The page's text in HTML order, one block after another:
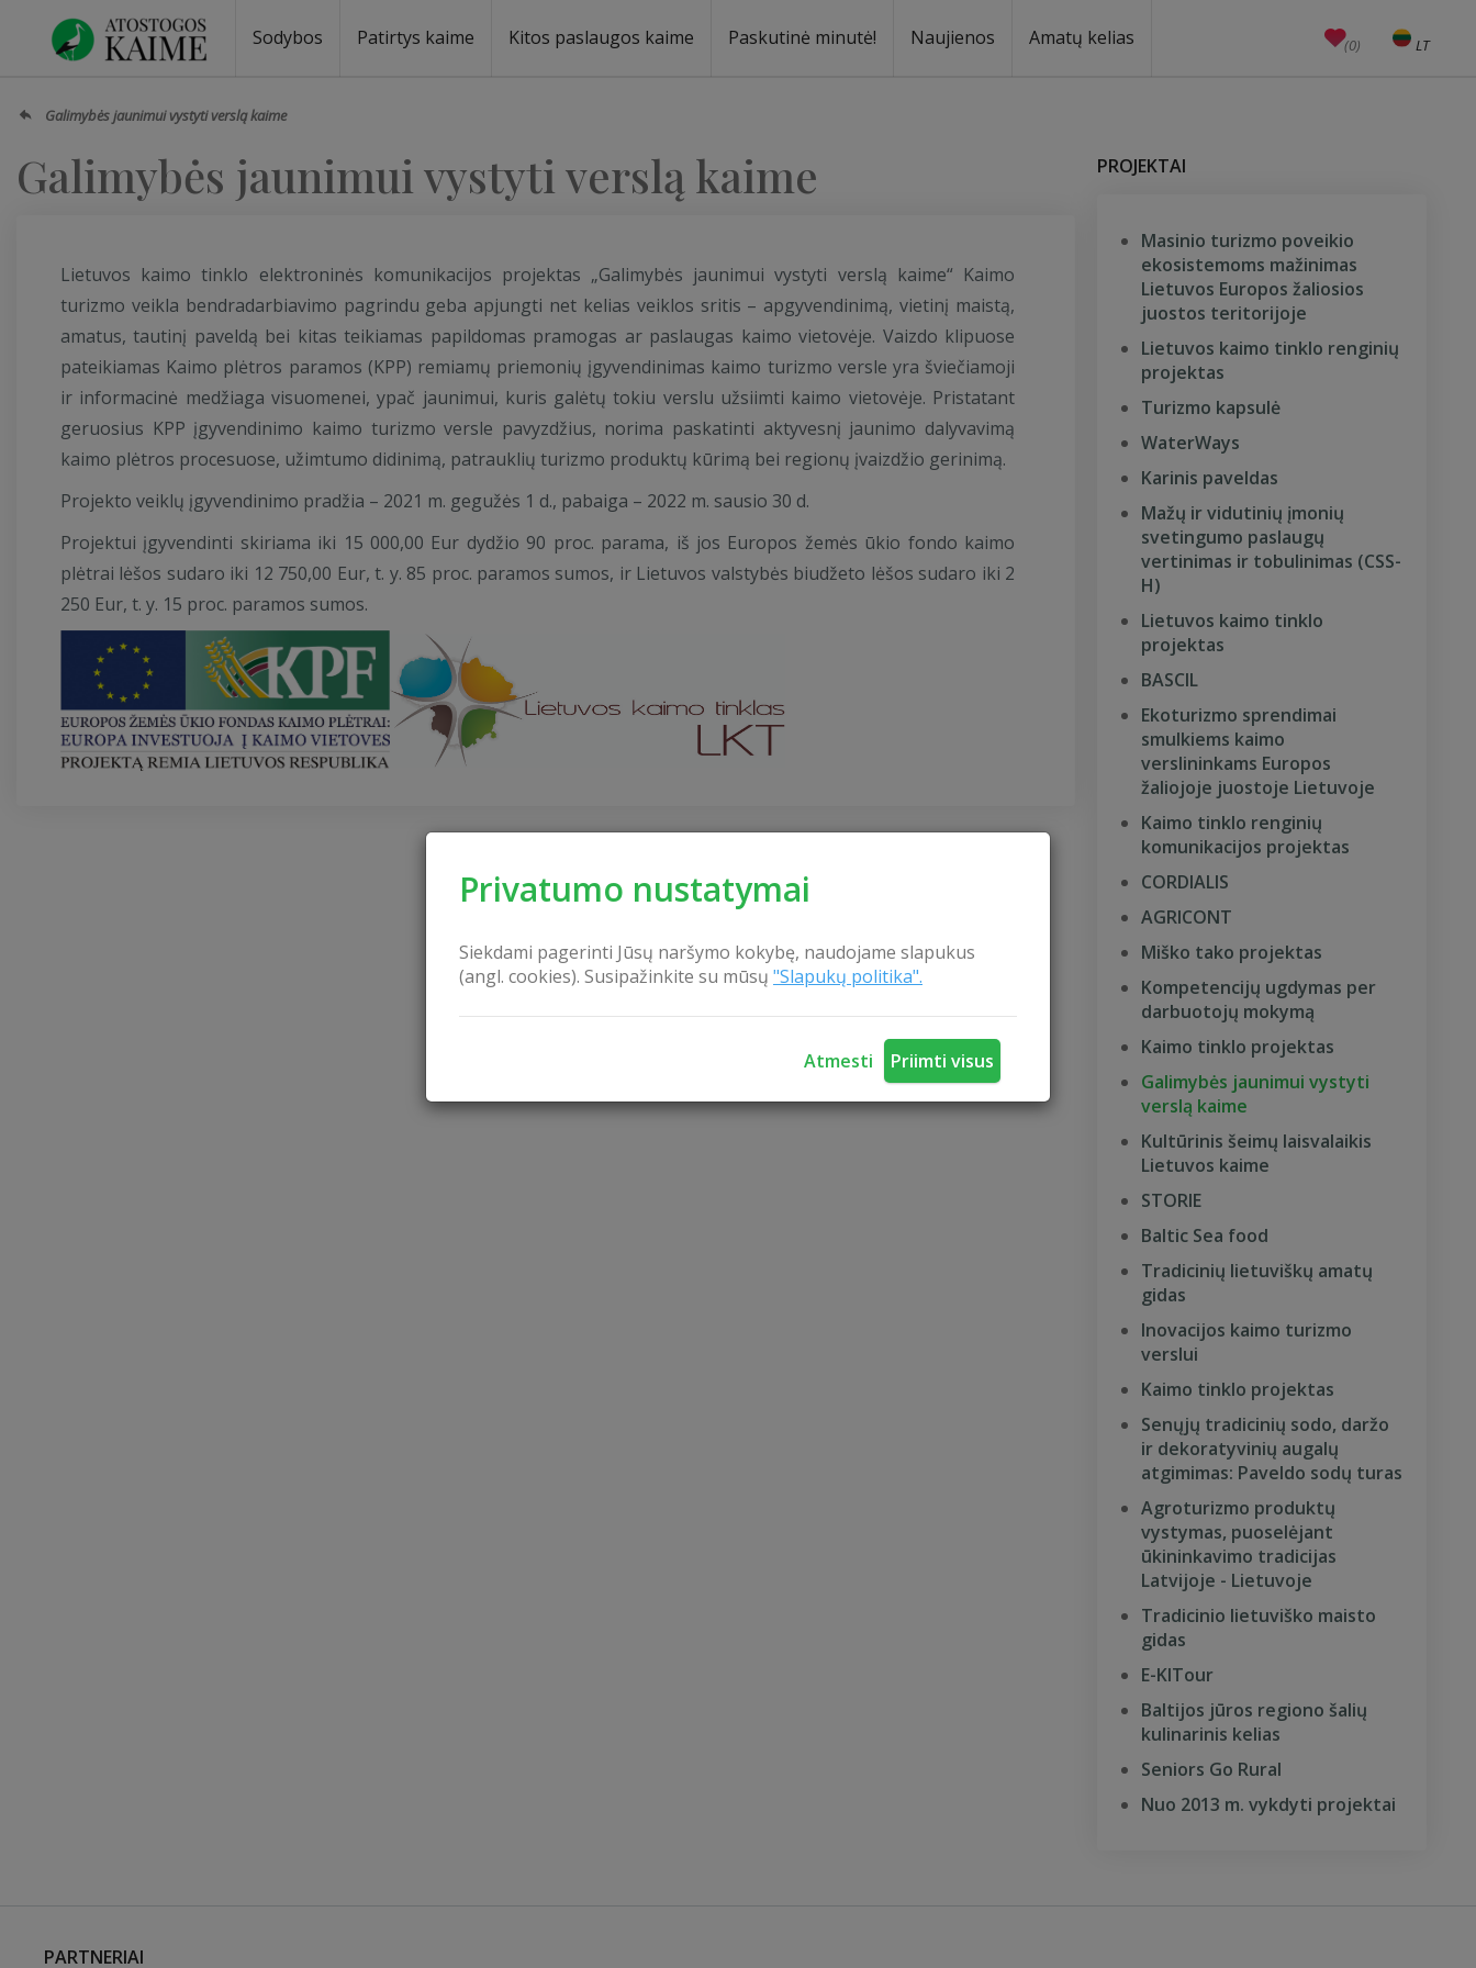
Privatumo nustatymai
Siekdami pagerinti Jūsų naršymo kokybę, naudojame slapukus
(angl. cookies). Susipažinkite su mūsų "Slapukų politika".
Atmesti Priimti visus
Sodybos Patirtys kaime Kitos paslaugos kaime Paskutinė minutė! Naujienos Amatų kelias (0) LT
EN
Galimybės jaunimui vystyti verslą kaime
Galimybės jaunimui vystyti verslą kaime
Lietuvos kaimo tinklo elektroninės komunikacijos projektas „Galimybės jaunimui vystyti verslą kaime“ Kaimo
turizmo veikla bendradarbiavimo pagrindu geba apjungti net kelias veiklos sritis – apgyvendinimą, vietinį maistą,
amatus, tautinį paveldą bei kitas teikiamas papildomas pramogas ar paslaugas kaimo vietovėje. Vaizdo klipuose
pateikiamas Kaimo plėtros paramos (KPP) remiamų priemonių įgyvendinimas kaimo turizmo versle yra šviečiamoji
ir informacinė medžiaga visuomenei, ypač jaunimui, kuris galėtų tokiu verslu užsiimti kaimo vietovėje. Pristatant
geruosius KPP įgyvendinimo kaimo turizmo versle pavyzdžius, norima paskatinti aktyvesnį jaunimo dalyvavimą
kaimo plėtros procesuose, užimtumo didinimą, patrauklių turizmo produktų kūrimą bei regionų įvaizdžio gerinimą.
Projekto veiklų įgyvendinimo pradžia – 2021 m. gegužės 1 d., pabaiga – 2022 m. sausio 30 d.
Projektui įgyvendinti skiriama iki 15 000,00 Eur dydžio 90 proc. parama, iš jos Europos žemės ūkio fondo kaimo
plėtrai lėšos sudaro iki 12 750,00 Eur, t. y. 85 proc. paramos sumos, ir Lietuvos valstybės biudžeto lėšos sudaro iki 2
250 Eur, t. y. 15 proc. paramos sumos.
PROJEKTAI
Masinio turizmo poveikio
ekosistemoms mažinimas
Lietuvos Europos žaliosios
juostos teritorijoje
Lietuvos kaimo tinklo renginių
projektas
Turizmo kapsulė
WaterWays
Karinis paveldas
Mažų ir vidutinių įmonių
svetingumo paslaugų
vertinimas ir tobulinimas (CSS-
H)
Lietuvos kaimo tinklo
projektas
BASCIL
Ekoturizmo sprendimai
smulkiems kaimo
verslininkams Europos
žaliojoje juostoje Lietuvoje
Kaimo tinklo renginių
komunikacijos projektas
CORDIALIS
AGRICONT
Miško tako projektas
Kompetencijų ugdymas per
darbuotojų mokymą
Kaimo tinklo projektas
Galimybės jaunimui vystyti
verslą kaime
Kultūrinis šeimų laisvalaikis
Lietuvos kaime
STORIE
Baltic Sea food
Tradicinių lietuviškų amatų
gidas
Inovacijos kaimo turizmo
verslui
Kaimo tinklo projektas
Senųjų tradicinių sodo, daržo
ir dekoratyvinių augalų
atgimimas: Paveldo sodų turas
Agroturizmo produktų
vystymas, puoselėjant
ūkininkavimo tradicijas
Latvijoje - Lietuvoje
Tradicinio lietuviško maisto
gidas
E-KITour
Baltijos jūros regiono šalių
kulinarinis kelias
Seniors Go Rural
Nuo 2013 m. vykdyti projektai
PARTNERIAI